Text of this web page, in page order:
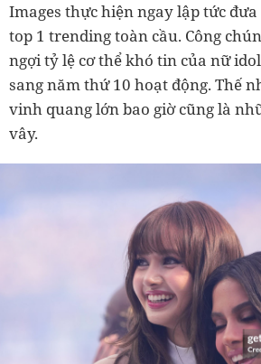
Images thực hiện ngay lập tức
top 1 trending toàn cầu. Công
ngợi tỷ lệ cơ thể khó tin của nữ
sang năm thứ 10 hoạt động. Thế
vinh quang lớn bao giờ cũng là
vây.